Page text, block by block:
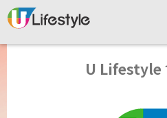
U Lifestyle